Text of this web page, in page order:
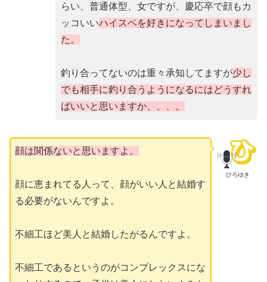
らい、普通体型、女ですが、慶応卒で顔もカ
ッコいいハイスペを好きになってしまいまし
た。
釣り合ってないのは重々承知してますが少し
でも相手に釣り合うようになるにはどうすれ
ばいいと思いますか、、、。
ひろゆき
顔は関係ないと思いますよ。
顔に恵まれてる人って、顔がいい人と結婚す
る必要がないんですよ。
不細工ほど美人と結婚したがるんですよ。
不細工であるというのがコンプレックスにな